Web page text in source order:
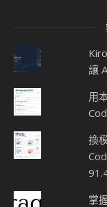
讓
用
換
掌